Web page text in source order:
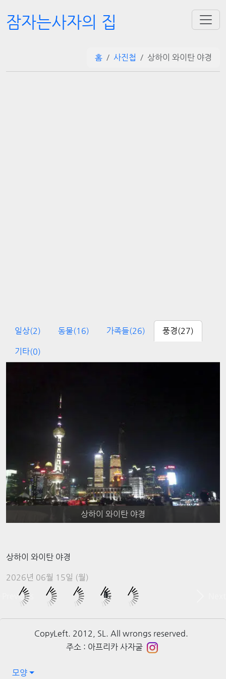
잠자는사자의 집
홈 사진첩 상하이 와이탄 야경
일상(2) 동물(16) 가족들(26) 풍경(27)
기타(0)
상하이 와이탄 야경
상하이 와이탄 야경
2026년 06월 15일 (월)
Previous
CopyLeft. 2012, SL. All wrongs reserved.
주소 : 아프리카 사자굴
모양